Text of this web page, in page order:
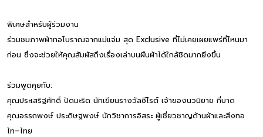
พิเศษสำหรับผู้ร่วมงาน
ร่วมชมภาพผ้าทอโบราณจากแม่แจ่ม สุด Exclusive ที่ไม่เคยเผยแพร่ที่ไหนมา
ก่อน ซึ่งจะช่วยให้คุณสัมผัสถึงเรื่องเล่าบนผืนผ้าได้ใกล้ชิดมากยิ่งขึ้น
ร่วมพูดคุยกับ:
คุณประเสริฐศักดิ์ ปัดมะริด นักเขียนรางวัลซีไรต์ เจ้าของนวนิยาย กี่บาด
คุณอรรถพงษ์ ประดิษฐพงษ์ นักวิชาการอิสระ ผู้เชี่ยวชาญด้านผ้าและสิ่งทอ
ไท–ไทย